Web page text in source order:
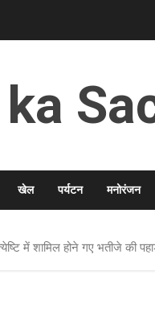
खेल पर्यटन मनोरंजन
में शामिल होने गए भतीजे की